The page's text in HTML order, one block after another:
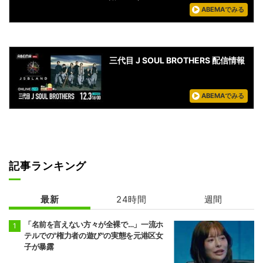
ABEMAでみる
三代目 J SOUL BROTHERS 配信情報
ABEMAでみる
記事ランキング
最新 24時間 週間
「名前を言えない方々が全裸で…」一流ホ
テルでの"権力者の遊び"の実態を元港区女
子が暴露